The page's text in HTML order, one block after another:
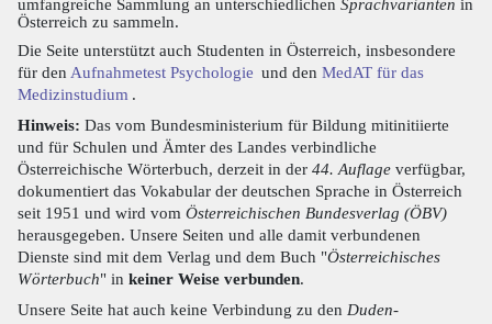
umfangreiche Sammlung an unterschiedlichen Sprachvarianten in
Österreich zu sammeln.
Die Seite unterstützt auch Studenten in Österreich, insbesondere
für den Aufnahmetest Psychologie und den MedAT für das
Medizinstudium .
Hinweis: Das vom Bundesministerium für Bildung mitinitiierte
und für Schulen und Ämter des Landes verbindliche
Österreichische Wörterbuch, derzeit in der 44. Auflage verfügbar,
dokumentiert das Vokabular der deutschen Sprache in Österreich
seit 1951 und wird vom Österreichischen Bundesverlag (ÖBV)
herausgegeben. Unsere Seiten und alle damit verbundenen
Dienste sind mit dem Verlag und dem Buch "Österreichisches
Wörterbuch" in keiner Weise verbunden.
Unsere Seite hat auch keine Verbindung zu den Duden-